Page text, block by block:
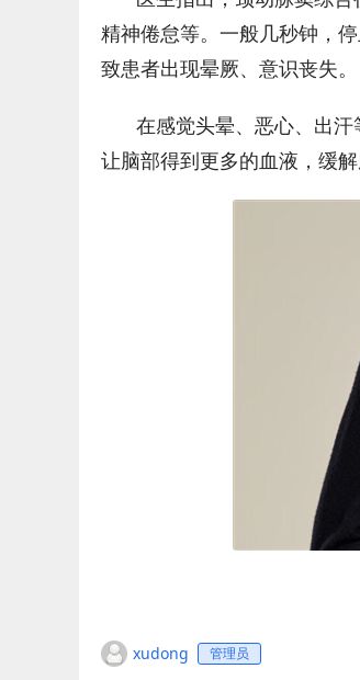
精神倦怠等。一般几秒钟，
致患者出现晕厥、意识丧失。
在感觉头晕、恶心、出
让脑部得到更多的血液，缓
xudong 管理员